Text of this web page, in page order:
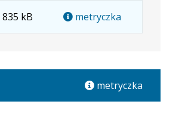
835 kB metryczka
metryczka